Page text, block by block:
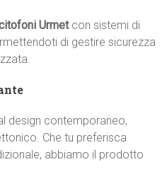
Urmetcon sistemi di
di gestire sicurezza
design contemporaneo,
Che tu preferisca
abbiamo il prodotto